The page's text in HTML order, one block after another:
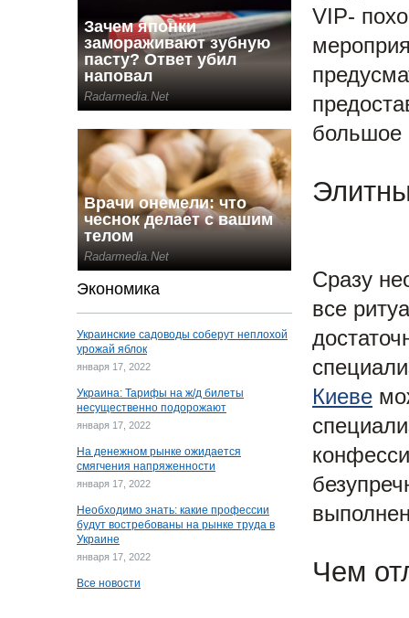
Экономика
Украинские садоводы соберут неплохой
урожай яблок
января 17, 2022
Украина: Тарифы на ж/д билеты
несущественно подорожают
января 17, 2022
На денежном рынке ожидается
смягчения напряженности
января 17, 2022
Необходимо знать: какие профессии
будут востребованы на рынке труда в
Украине
января 17, 2022
Все новости
VIP-
большое
Сразу
все
Киеве
Чем